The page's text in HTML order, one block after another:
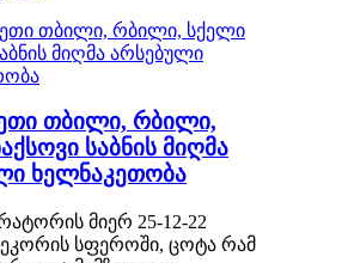
თბილი, რბილი,
საბნის მიღმა
ხელნაკეთობა
მიერ 25-12-22
სფეროში, ცოტა რამ